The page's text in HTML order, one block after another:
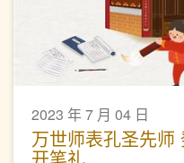
2023 年 7 月 04 日
万世师表孔圣先师